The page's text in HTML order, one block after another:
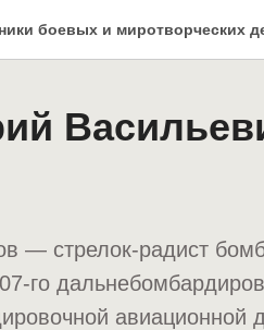
боевых и миротворческих
— стрелок-радист
го
авиационной